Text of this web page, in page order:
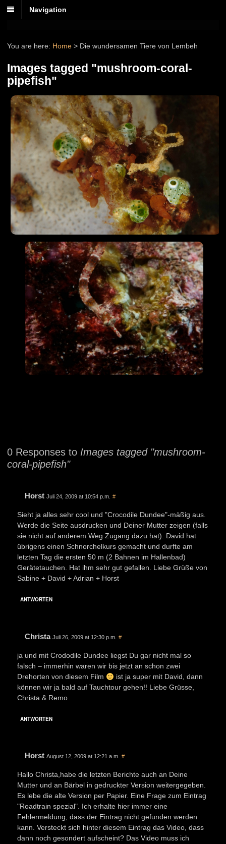
Navigation
You are here: Home > Die wundersamen Tiere von Lembeh
Images tagged "mushroom-coral-
pipefish"
0 Responses to Images tagged "mushroom-
coral-pipefish"
Horst Juli 24, 2009 at 10:54 p.m. #
Sieht ja alles sehr cool und "Crocodile Dundee"-mäßig aus.
Werde die Seite ausdrucken und Deiner Mutter zeigen (falls
sie nicht auf anderem Weg Zugang dazu hat). David hat
übrigens einen Schnorchelkurs gemacht und durfte am
letzten Tag die ersten 50 m (2 Bahnen im Hallenbad)
Gerätetauchen. Hat ihm sehr gut gefallen. Liebe Grüße von
Sabine + David + Adrian + Horst
ANTWORTEN
Christa Juli 26, 2009 at 12:30 p.m. #
ja und mit Crododile Dundee liegst Du gar nicht mal so
falsch – immerhin waren wir bis jetzt an schon zwei
Drehorten von diesem Film
ist ja super mit David, dann
können wir ja bald auf Tauchtour gehen!! Liebe Grüsse,
Christa & Remo
ANTWORTEN
Horst August 12, 2009 at 12:21 a.m. #
Hallo Christa,habe die letzten Berichte auch an Deine
Mutter und an Bärbel in gedruckter Version weitergegeben.
Es lebe die alte Version per Papier. Eine Frage zum Eintrag
"Roadtrain spezial". Ich erhalte hier immer eine
Fehlermeldung, dass der Eintrag nicht gefunden werden
kann. Versteckt sich hinter diesem Eintrag das Video, dass
dann noch gesondert aufscheint? Das Video muss ich